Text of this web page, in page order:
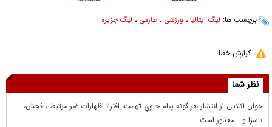
برچسب ها: لیگ ایتالیا ، ورزشی ، طارمی ، لیگ جزیره
گزارش خطا
نظر شما
جوان آنلاين از انتشار هر گونه پيام حاوي تهمت، افترا، اظهارات غير مرتبط ، فحش،
ناسزا و... معذور است